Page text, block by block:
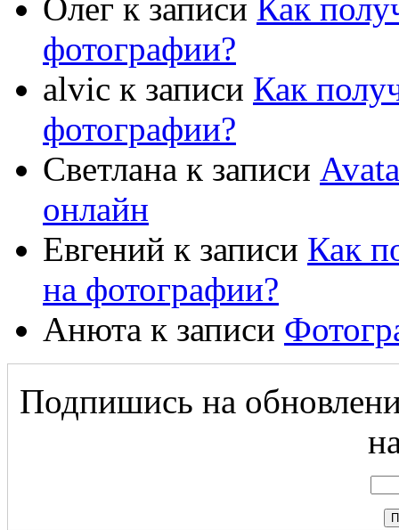
Олег к записи Как
фотографии?
alvic к записи Как
фотографии?
Светлана к записи
онлайн
Евгений к записи Как
на фотографии?
Анюта к записи
Подпишись на